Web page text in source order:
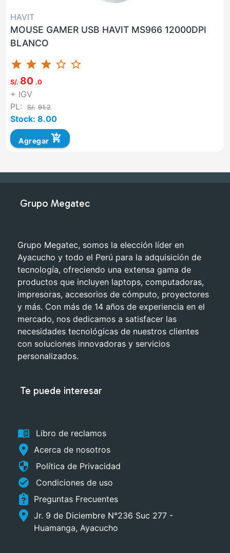
HAVIT
MOUSE GAMER USB HAVIT MS966 12000DPI
BLANCO
star star star star_border star_border
S/. 80 .0
+ IGV
PL:
S/. 91.2
Stock: 8.00
Agregar add_shopping_cart
Grupo Megatec
Grupo Megatec, somos la elección líder en
Ayacucho y todo el Perú para la adquisición de
tecnología, ofreciendo una extensa gama de
productos que incluyen laptops, computadoras,
impresoras, accesorios de cómputo, proyectores
y más. Con más de 14 años de experiencia en el
mercado, nos dedicamos a satisfacer las
necesidades tecnológicas de nuestros clientes
con soluciones innovadoras y servicios
personalizados.
Te puede interesar
menu_book
Libro de reclamos
Acerca de nosotros
security Política de Privacidad
check_circle
Condiciones de uso
Preguntas Frecuentes
Jr. 9 de Diciembre N°236 Suc 277 -
Huamanga, Ayacucho